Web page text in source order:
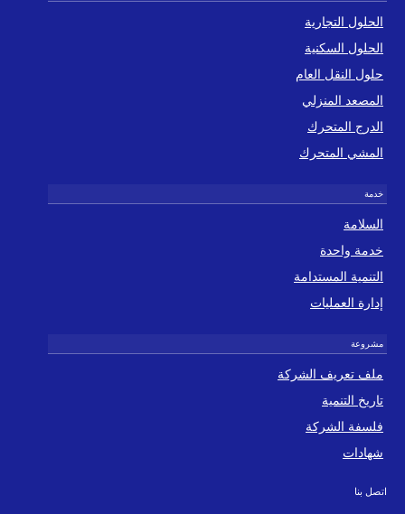
الحلول التجارية
الحلول السكنية
حلول النقل العام
المصعد المنزلي
الدرج المتحرك
المشي المتحرك
السلامة
خدمة واحدة
التنمية المستدامة
إدارة العمليات
ملف تعريف الشركة
تاريخ التنمية
فلسفة الشركة
شهادات
اتصل بنا